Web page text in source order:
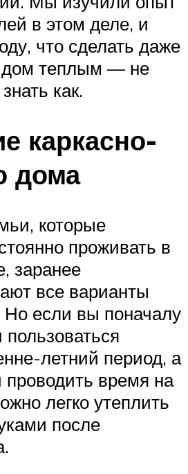
в этом деле, и
что сделать даже
дом теплым — не
как.
каркасно-
дома
которые
проживать в
заранее
все варианты
если вы поначалу
летний период, а
время на
легко утеплить
после